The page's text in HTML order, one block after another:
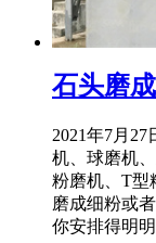
石头磨
2021年7月
机、球磨机
粉磨机、T型
磨成细粉或
你安排得明明